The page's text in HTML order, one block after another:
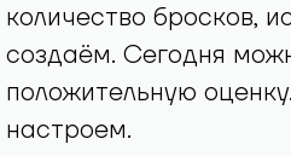
количество бросков,
создаём. Сегодня
положительную
настроем.